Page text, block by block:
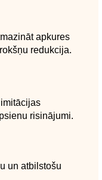
apkures
redukcija.
risinājumi.
un atbilstošu